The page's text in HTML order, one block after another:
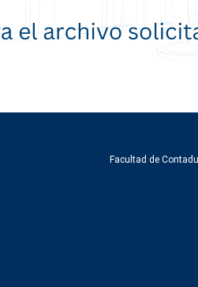
Facultad de